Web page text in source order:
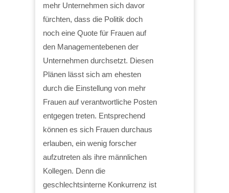
mehr Unternehmen sich davor
fürchten, dass die Politik doch
noch eine Quote für Frauen auf
den Managementebenen der
Unternehmen durchsetzt. Diesen
Plänen lässt sich am ehesten
durch die Einstellung von mehr
Frauen auf verantwortliche Posten
entgegen treten. Entsprechend
können es sich Frauen durchaus
erlauben, ein wenig forscher
aufzutreten als ihre männlichen
Kollegen. Denn die
geschlechtsinterne Konkurrenz ist